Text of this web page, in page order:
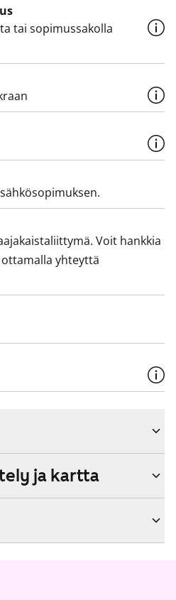
tai sopimussakolla
Voit hankkia
yhteyttä
ja kartta